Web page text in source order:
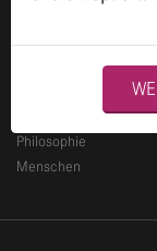
info@finccam.com
Philosophie
Menschen